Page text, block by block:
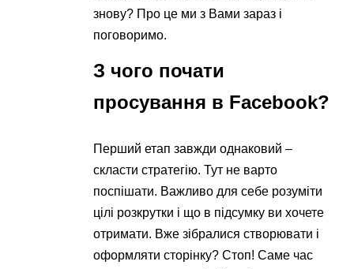
знову? Про це ми з Вами зараз і
поговоримо.
З чого почати
просування в Facebook?
Перший етап завжди однаковий –
скласти стратегію. Тут не варто
поспішати. Важливо для себе розуміти
цілі розкрутки і що в підсумку ви хочете
отримати. Вже зібралися створювати і
оформляти сторінку? Стоп! Саме час